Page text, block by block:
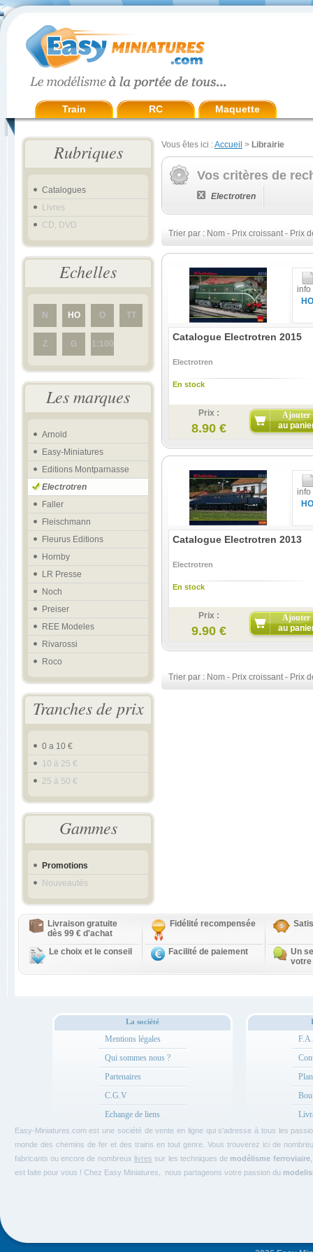
Train RC Maquette
Rubriques
Catalogues
Livres
CD, DVD
Echelles
N HO O TT
Z G 1:100
Les marques
Arnold
Easy-Miniatures
Editions Montparnasse
Electrotren
Faller
Fleischmann
Fleurus Editions
Hornby
LR Presse
Noch
Preiser
REE Modeles
Rivarossi
Roco
Tranches de prix
0 a 10 €
10 à 25 €
25 à 50 €
Gammes
Promotions
Nouveautés
Vous êtes ici :Accueil > Librairie
Vos critères de
Electrotren
Trier par : Nom - Prix croissant- Prix
info
HO
Catalogue Electrotren 2015
Electrotren
En stock
Prix :
8.90 €
Ajouter
au
info
HO
Catalogue Electrotren 2013
Electrotren
En stock
Prix :
9.90 €
Ajouter
au
Trier par : Nom - Prix croissant- Prix
Livraison gratuite
dès 99 € d'achat
Fidélité recompensée
Le choix et le conseil Facilité de paiement
Un
votre
La société
Mentions légales
Qui sommes nous ?
Partenaires
C.G.V
Echange de liens
Easy-Miniatures.com est une société de vente en ligne qui s'adresse à tous les
monde des chemins de fer et des trains en tout genre. Vous trouverez ici de
fabricants ou encore de nombreux livres sur les techniques de modélisme ferroviaire
est faite pour vous ! Chez Easy Miniatures, nous partageons votre passion du